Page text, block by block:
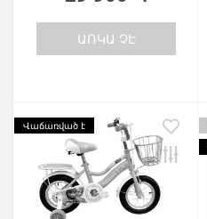
ԱՌԿԱ ՉԷ
Վաճառված է